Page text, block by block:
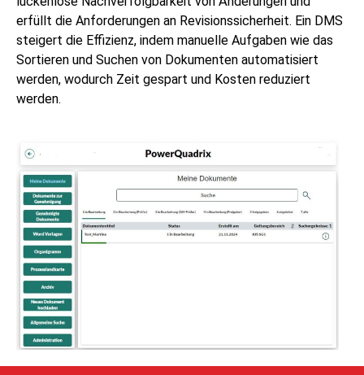
erfüllt die Anforderungen an Revisionssicherheit. Ein DMS
steigert die Effizienz, indem manuelle Aufgaben wie das
Sortieren und Suchen von Dokumenten automatisiert
werden, wodurch Zeit gespart und Kosten reduziert
werden.